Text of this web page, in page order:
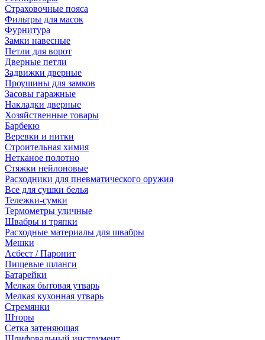
Страховочные пояса
Фильтры для масок
Фурнитура
Замки навесные
Петли для ворот
Дверные петли
Задвижки дверные
Проушины для замков
Засовы гаражные
Накладки дверные
Хозяйственные товары
Барбекю
Веревки и нитки
Строительная химия
Нетканое полотно
Стяжки нейлоновые
Расходники для пневматического оружия
Все для сушки белья
Тележки-сумки
Термометры уличные
Швабры и тряпки
Расходные материалы для швабры
Мешки
Асбест / Паронит
Пищевые шланги
Батарейки
Мелкая бытовая утварь
Мелкая кухонная утварь
Стремянки
Шторы
Сетка затеняющая